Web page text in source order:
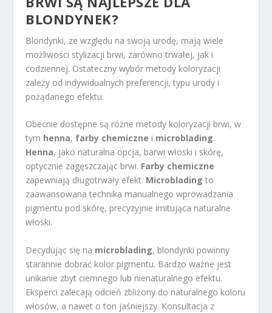
BLONDYNEK?
Blondynki, ze względu na swoją urodę, mają wiele
możliwości stylizacji brwi, zarówno trwałej, jak i
codziennej. Ostateczny wybór metody koloryzacji
zależy od indywidualnych preferencji, typu urody i
pożądanego efektu.
Obecnie dostępne są różne metody koloryzacji brwi, w
tym henna, farby chemiczne i microblading.
Henna, jako naturalna opcja, barwi włoski i skórę,
optycznie zagęszczając brwi. Farby chemiczne
zapewniają długotrwały efekt. Microblading to
zaawansowana technika manualnego wprowadzania
pigmentu pod skórę, precyzyjnie imitująca naturalne
włoski.
Decydując się na microblading, blondynki powinny
starannie dobrać kolor pigmentu. Bardzo ważne jest
unikanie zbyt ciemnego lub nienaturalnego efektu.
Eksperci zalecają odcień zbliżony do naturalnego koloru
włosów, a nawet o ton jaśniejszy. Konsultacja z